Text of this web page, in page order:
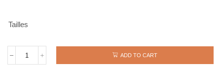
Tailles
Vintage
ADD TO CART